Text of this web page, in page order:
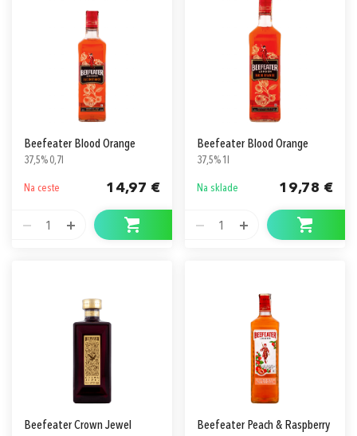
Beefeater Blood Orange
37,5% 0,7l
Na ceste 14,97 €
1
Beefeater Blood Orange
37,5% 1l
Na sklade 19,78 €
1
Beefeater Crown Jewel Beefeater Peach & Raspberry